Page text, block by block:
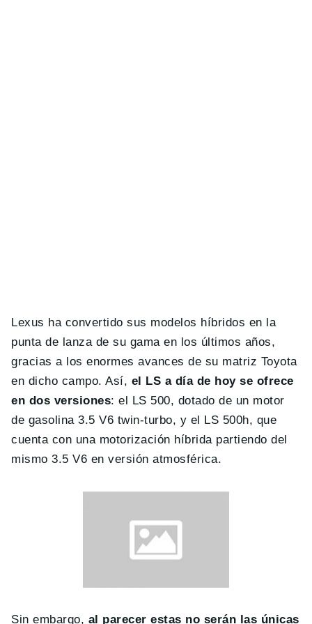
Lexus ha convertido sus modelos híbridos en la
punta de lanza de su gama en los últimos años,
gracias a los enormes avances de su matriz Toyota
en dicho campo. Así, el LS a día de hoy se ofrece
en dos versiones: el LS 500, dotado de un motor
de gasolina 3.5 V6 twin-turbo, y el LS 500h, que
cuenta con una motorización híbrida partiendo del
mismo 3.5 V6 en versión atmosférica.
Sin embargo, al parecer estas no serán las únicas